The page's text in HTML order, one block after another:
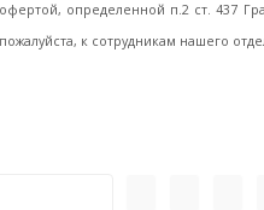
определенной п.2 ст. 437
к сотрудникам нашего